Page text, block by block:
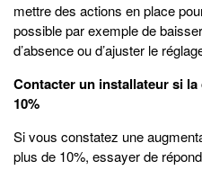
mettre des actions en place
possible par exemple de
d’absence ou d’ajuster le
Contacter un installateur si
10%
Si vous constatez une
plus de 10%, essayer de